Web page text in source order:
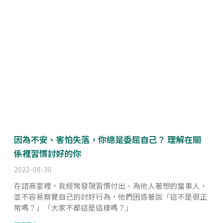
因為不安、害怕失落，你總是委屈自己？ 理解在關
係裡習慣討好的你
2022-08-30
在諮商室裡，我經常發現習慣付出、為他人著想的當事人，
並不容易察覺自己的討好行為，他們困惑著說「這不是很正
常嗎？」「大家不都這是這樣嗎？」